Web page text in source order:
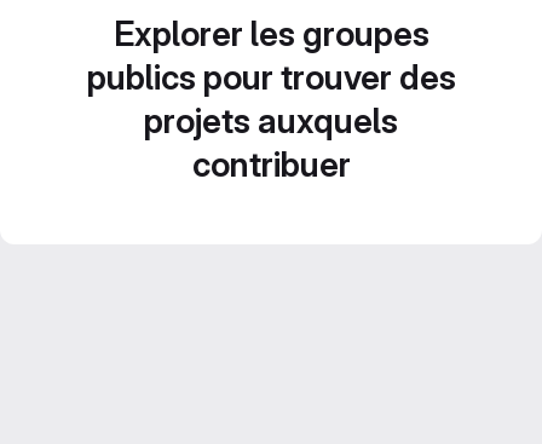
Explorer les groupes
publics pour trouver des
projets auxquels
contribuer